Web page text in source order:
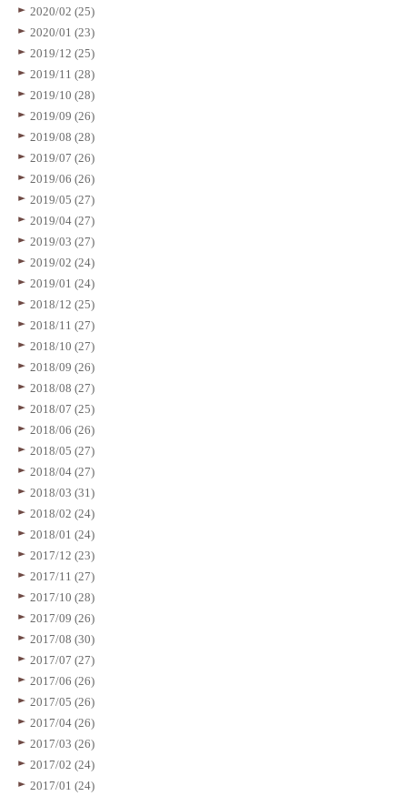
2020/02 (25)
2020/01 (23)
2019/12 (25)
2019/11 (28)
2019/10 (28)
2019/09 (26)
2019/08 (28)
2019/07 (26)
2019/06 (26)
2019/05 (27)
2019/04 (27)
2019/03 (27)
2019/02 (24)
2019/01 (24)
2018/12 (25)
2018/11 (27)
2018/10 (27)
2018/09 (26)
2018/08 (27)
2018/07 (25)
2018/06 (26)
2018/05 (27)
2018/04 (27)
2018/03 (31)
2018/02 (24)
2018/01 (24)
2017/12 (23)
2017/11 (27)
2017/10 (28)
2017/09 (26)
2017/08 (30)
2017/07 (27)
2017/06 (26)
2017/05 (26)
2017/04 (26)
2017/03 (26)
2017/02 (24)
2017/01 (24)